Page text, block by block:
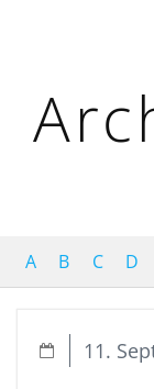
A B C D
11.